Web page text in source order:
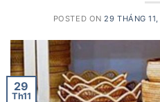
POSTED ON29 THÁNG
29
Th11